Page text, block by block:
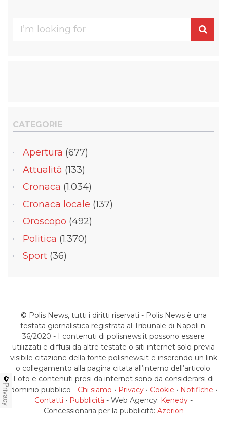
CATEGORIE
Apertura (677)
Attualità (133)
Cronaca (1.034)
Cronaca locale (137)
Oroscopo (492)
Politica (1.370)
Sport (36)
© Polis News, tutti i diritti riservati - Polis News è una
testata giornalistica registrata al Tribunale di Napoli n.
36/2020 - I contenuti di polisnews.it possono essere
utilizzati e diffusi da altre testate o siti internet solo previa
visibile citazione della fonte polisnews.it e inserendo un link
o collegamento alla pagina citata all’interno dell’articolo.
Foto e contenuti presi da internet sono da considerarsi di
dominio pubblico - Chi siamo • Privacy• Cookie • Notifiche •
Contatti • Pubblicità - Web Agency: Kenedy -
Concessionaria per la pubblicità: Azerion
Privacy